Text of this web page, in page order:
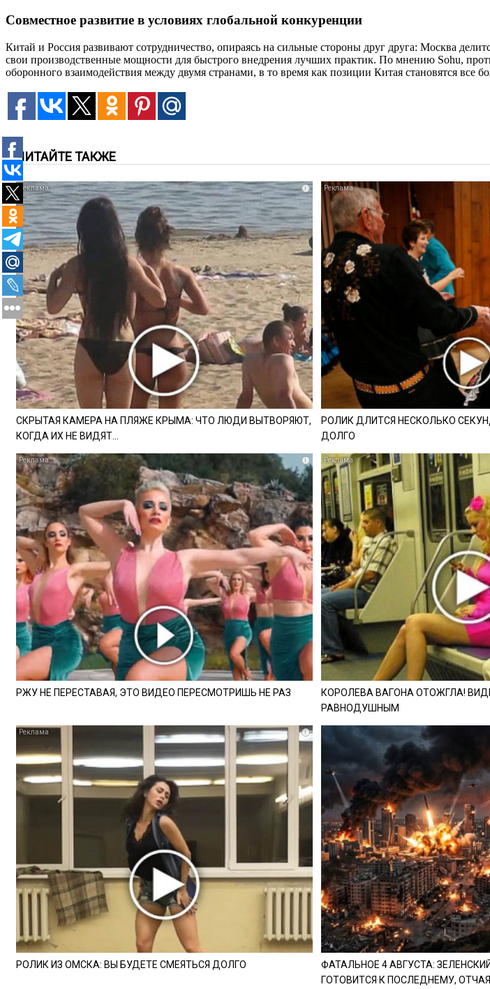
Совместное развитие в условиях глобальной конкуренции
Китай и Россия развивают сотрудничество, опираясь на сильные стороны друг друга: Москва
свои производственные мощности для быстрого внедрения лучших практик. По мнению Sohu,
оборонного взаимодействия между двумя странами, в то время как позиции Китая становятся все
ЧИТАЙТЕ ТАКЖЕ
i
СКРЫТАЯ КАМЕРА НА ПЛЯЖЕ КРЫМА: ЧТО ЛЮДИ ВЫТВОРЯЮТ,
КОГДА ИХ НЕ ВИДЯТ...
РОЛИК ДЛИТСЯ НЕСКОЛЬКО
ДОЛГО
i
РЖУ НЕ ПЕРЕСТАВАЯ, ЭТО ВИДЕО ПЕРЕСМОТРИШЬ НЕ РАЗ
КОРОЛЕВА ВАГОНА ОТОЖГЛА!
РАВНОДУШНЫМ
i
РОЛИК ИЗ ОМСКА: ВЫ БУДЕТЕ СМЕЯТЬСЯ ДОЛГО
ФАТАЛЬНОЕ 4 АВГУСТА:
ГОТОВИТСЯ К ПОСЛЕДНЕМУ,